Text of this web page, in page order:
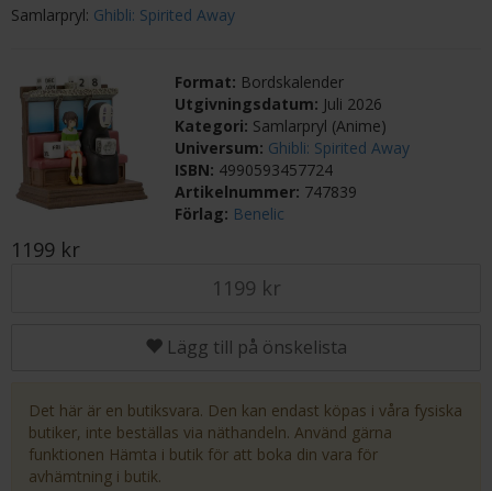
Samlarpryl: Ghibli: Spirited Away
Format: Bordskalender
Utgivningsdatum: Juli 2026
Kategori: Samlarpryl (Anime)
Universum: Ghibli: Spirited Away
ISBN: 4990593457724
Artikelnummer: 747839
Förlag: Benelic
1199 kr
1199 kr
Lägg till på önskelista
Det här är en butiksvara. Den kan endast köpas i våra fysiska
butiker, inte beställas via näthandeln. Använd gärna
funktionen Hämta i butik för att boka din vara för
avhämtning i butik.